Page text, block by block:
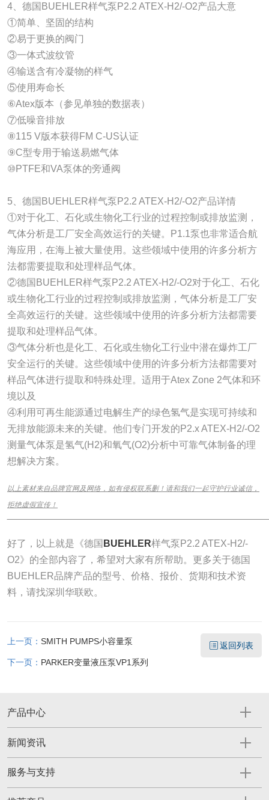
4、德国BUEHLER样气泵P2.2 ATEX-H2/-O2产品大意
①简单、坚固的结构
②易于更换的阀门
③一体式波纹管
④输送含有冷凝物的样气
⑤使用寿命长
⑥Atex版本（参见单独的数据表）
⑦低噪音排放
⑧115 V版本获得FM C-US认证
⑨C型专用于输送易燃气体
⑩PTFE和VA泵体的旁通阀
5、德国BUEHLER样气泵P2.2 ATEX-H2/-O2产品详情
①对于化工、石化或生物化工行业的过程控制或排放监测，
气体分析是工厂安全高效运行的关键。P1.1泵也非常适合航
海应用，在海上被大量使用。这些领域中使用的许多分析方
法都需要提取和处理样品气体。
②德国BUEHLER样气泵P2.2 ATEX-H2/-O2对于化工、石化
或生物化工行业的过程控制或排放监测，气体分析是工厂安
全高效运行的关键。这些领域中使用的许多分析方法都需要
提取和处理样品气体。
③气体分析也是化工、石化或生物化工行业中潜在爆炸工厂
安全运行的关键。这些领域中使用的许多分析方法都需要对
样品气体进行提取和特殊处理。适用于Atex Zone 2气体和环
境以及
④利用可再生能源通过电解生产的绿色氢气是实现可持续和
无排放能源未来的关键。他们专门开发的P2.x ATEX-H2/-O2
测量气体泵是氢气(H2)和氧气(O2)分析中可靠气体制备的理
想解决方案。
以上素材来自品牌官网及网络，如有侵权联系删！请和我们一起守护行业诚信，
拒绝虚假宣传！
好了，以上就是《德国 BUEHLER样气泵P2.2 ATEX-H2/-
O2》的全部内容了，希望对大家有所帮助。更多关于德国
BUEHLER​品牌产品的型号、价格、报价、货期和技术资
料，请找深圳华联欧。
上一页： SMITH PUMPS小容量泵
下一页： PARKER变量液压泵VP1系列
返回列表
产品中心
新闻资讯
服务与支持